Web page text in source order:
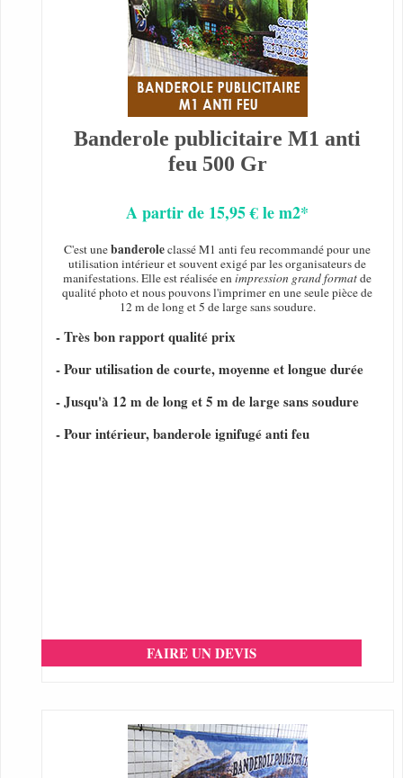
Banderole publicitaire M1 anti
feu 500 Gr
A partir de 15,95 € le m2*
C'est unebanderoleclassé M1 anti feu recommandé pour une
utilisation intérieur et souvent exigé par les organisateurs de
manifestations. Elle est réalisée enimpression grand formatde
qualité photo et nous pouvons l'imprimer en une seule pièce de
12 m de long et 5 de large sans soudure.
- Très bon rapport qualité prix
- Pour utilisation de courte, moyenne et longue durée
- Jusqu'à 12 m de long et 5 m de large sans soudure
- Pour intérieur, banderole ignifugé anti feu
FAIRE UN DEVIS